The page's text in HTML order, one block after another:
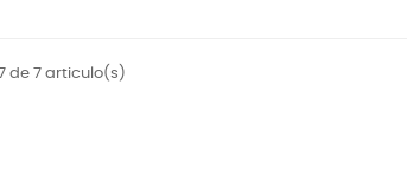
de 7 articulo(s)